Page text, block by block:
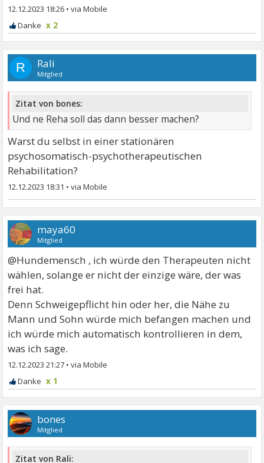
12.12.2023 18:26 •
x 2
R Rali
Mitglied
Zitat von bones:
Und ne Reha soll das dann besser machen?
Warst du selbst in einer stationären
psychosomatisch-psychotherapeutischen
Rehabilitation?
12.12.2023 18:31 •
maya60
Mitglied
@Hundemensch , ich würde den Therapeuten nicht
wählen, solange er nicht der einzige wäre, der was
frei hat.
Denn Schweigepflicht hin oder her, die Nähe zu
Mann und Sohn würde mich befangen machen und
ich würde mich automatisch kontrollieren in dem,
was ich sage.
12.12.2023 21:27 •
x 1
bones
Mitglied
Zitat von Rali: